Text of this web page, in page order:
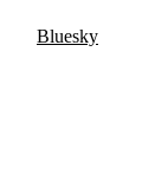
Bluesky